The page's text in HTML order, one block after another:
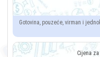
Gotovina, pouzeće, virman i